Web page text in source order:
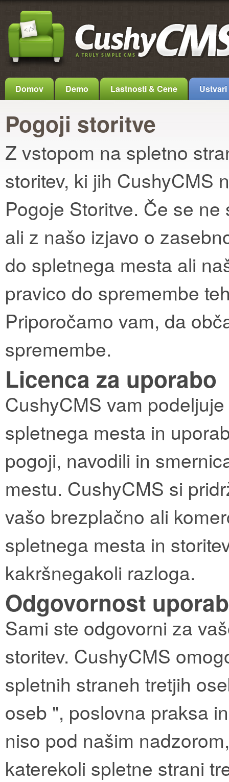
Domov Demo Lastnosti & Cene
Pogoji storitve
Z vstopom na spletno
storitev, ki jih CushyCMS
Pogoje Storitve. Če se
ali z našo izjavo o
do spletnega mesta ali
pravico do spremembe
Priporočamo vam, da
spremembe.
Licenca za uporabo
CushyCMS vam
spletnega mesta in
pogoji, navodili in
mestu. CushyCMS si
vašo brezplačno ali
spletnega mesta in
kakršnegakoli razloga.
Odgovornost
Sami ste odgovorni za
storitev. CushyCMS
spletnih straneh tretjih
oseb ", poslovna praksa
niso pod našim
katerekoli spletne strani